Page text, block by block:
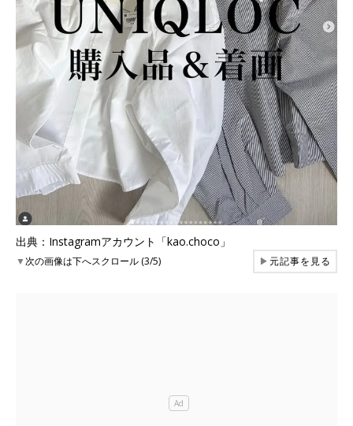
出典：Instagramアカウント「kao.choco」
▼次の画像は下へスクロール (3/5) ▶元記事を見る